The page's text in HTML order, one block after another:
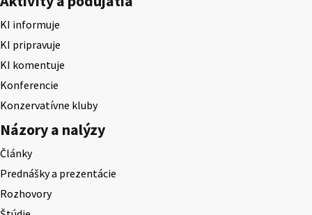
KI informuje
KI pripravuje
KI komentuje
Konferencie
Konzervatívne kluby
Názory a nalýzy
Články
Prednášky a prezentácie
Rozhovory